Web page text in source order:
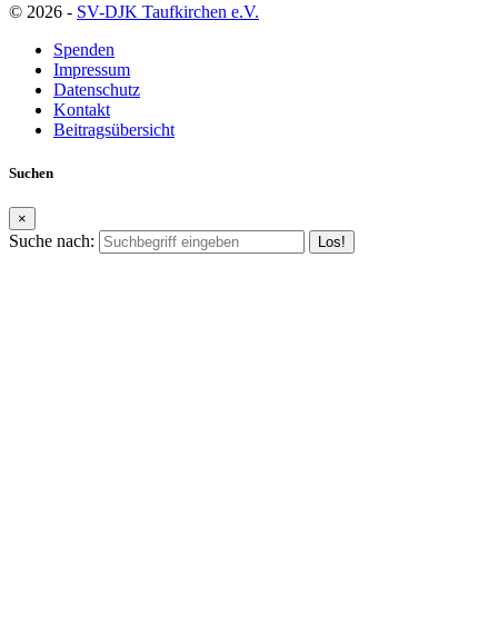
© 2026 - SV-DJK Taufkirchen e.V.
Spenden
Impressum
Datenschutz
Kontakt
Beitragsübersicht
Suchen
×
Suche nach: